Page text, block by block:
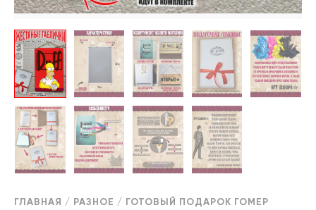
ГЛАВНАЯ / РАЗНОЕ / ГОТОВЫЙ ПОДАРОК ГОМЕР